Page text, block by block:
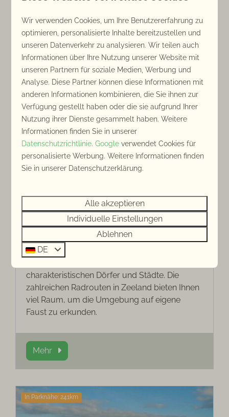
In Parknähe: 241km
Radfahren in Zeeland
die beliebteste Fahrradprovinz vieler
Niederländer ist? Zeeland wird für seine
abwechslungsreiche Landschaft gelobt.
Entdecken Sie die malerische Küste mit dem
Fahrrad, die unbegrenzten Dünengebiete, die
charakteristischen Dörfer und Städte. Die
zahlreichen Radrouten in Zeeland bieten Ihnen
viel Raum, um die Umgebung auf eigene
Faust zu erkunden.
Mehr
In Parknähe: 241km
Wir verwenden Cookies, um Ihre Benutzererfahrung zu
optimieren, personalisierte Inhalte bereitzustellen und
unseren Datenverkehr zu analysieren. Wir teilen auch
Informationen über Ihre Nutzung unserer Website mit
unseren Partnern für soziale Medien, Werbung und
Analyse. Diese Partner können diese Informationen mit
anderen Informationen kombinieren, die Sie ihnen zur
Verfügung gestellt haben oder die sie aufgrund Ihrer
Nutzung ihrer Dienste gesammelt haben. Weitere
Informationen finden Sie in unserer
Datenschutzrichtlinie.Google verwendet Cookies für
personalisierte Werbung. Weitere Informationen finden
Sie in unserer Datenschutzerklärung.
Alle akzeptieren
Individuelle Einstellungen
Ablehnen
DE